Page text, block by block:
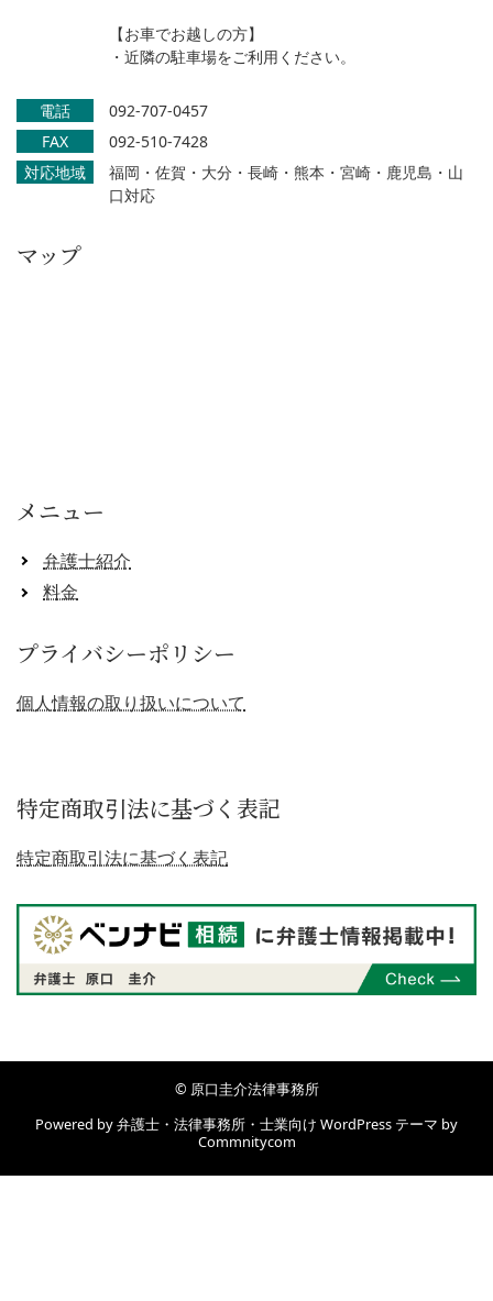
【お車でお越しの方】
・近隣の駐車場をご利用ください。
電話
092-707-0457
FAX
092-510-7428
対応地域
福岡・佐賀・大分・長崎・熊本・宮崎・鹿児島・山
口対応
マップ
メニュー
弁護士紹介
料金
プライバシーポリシー
個人情報の取り扱いについて
特定商取引法に基づく表記
特定商取引法に基づく表記
© 原口圭介法律事務所
Powered by弁護士・法律事務所・士業向け WordPress テーマ by
Commnitycom